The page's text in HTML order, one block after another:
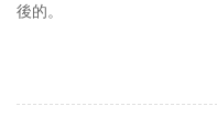
後的。